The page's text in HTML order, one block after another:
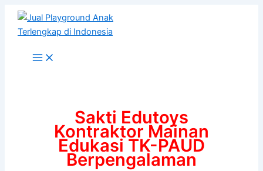
content
Sakti Edutoys
Kontraktor Mainan
Edukasi TK-PAUD
Berpengalaman